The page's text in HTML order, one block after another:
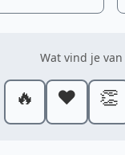
Wat vind je
🔥 ❤️ 👏